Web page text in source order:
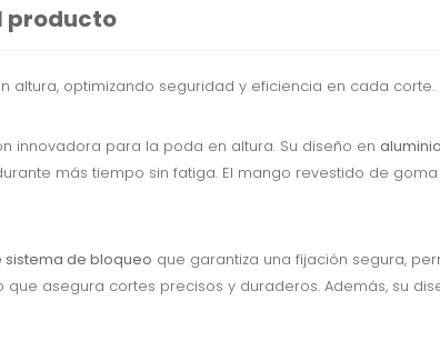
producto
altura, optimizando seguridad y eficiencia en cada corte.
innovadora para la poda en altura. Su diseño en
más tiempo sin fatiga. El mango revestido de
sistema de bloqueo que garantiza una fijación segura,
que asegura cortes precisos y duraderos. Además, su